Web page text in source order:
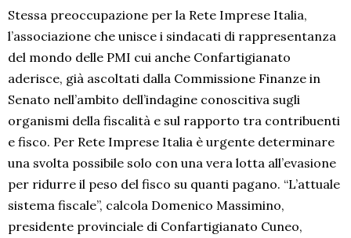
Stessa preoccupazione per la Rete Imprese Italia,
l’associazione che unisce i sindacati di rappresentanza
del mondo delle PMI cui anche Confartigianato
aderisce, già ascoltati dalla Commissione Finanze in
Senato nell’ambito dell’indagine conoscitiva sugli
organismi della fiscalità e sul rapporto tra contribuenti
e fisco. Per Rete Imprese Italia è urgente determinare
una svolta possibile solo con una vera lotta all’evasione
per ridurre il peso del fisco su quanti pagano. “L’attuale
sistema fiscale”, calcola Domenico Massimino,
presidente provinciale di Confartigianato Cuneo,